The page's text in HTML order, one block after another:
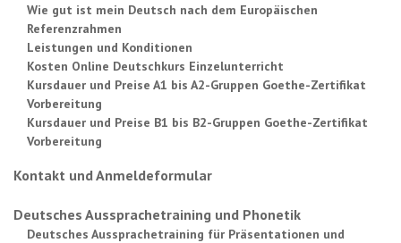
Wie gut ist mein Deutsch nach dem Europäischen
Referenzrahmen
Leistungen und Konditionen
Kosten Online Deutschkurs Einzelunterricht
Kursdauer und Preise A1 bis A2-Gruppen Goethe-Zertifikat
Vorbereitung
Kursdauer und Preise B1 bis B2-Gruppen Goethe-Zertifikat
Vorbereitung
Kontakt und Anmeldeformular
Deutsches Aussprachetraining und Phonetik
Deutsches Aussprachetraining für Präsentationen und